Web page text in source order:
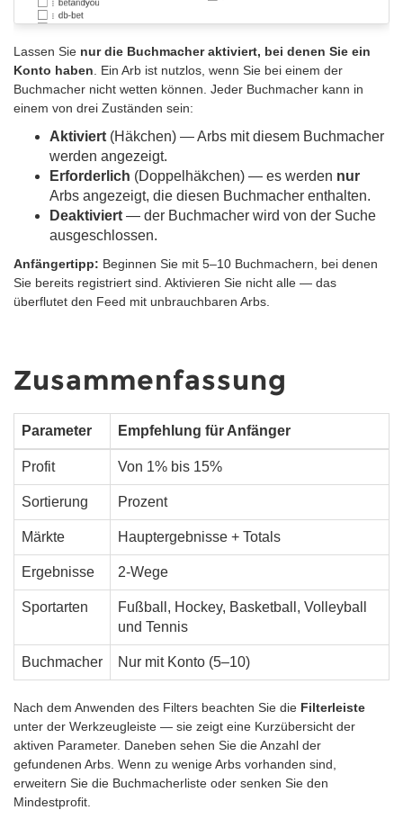
Lassen Sie nur die Buchmacher aktiviert, bei denen Sie ein
Konto haben . Ein Arb ist nutzlos, wenn Sie bei einem der
Buchmacher nicht wetten können. Jeder Buchmacher kann in
einem von drei Zuständen sein:
Aktiviert (Häkchen) — Arbs mit diesem Buchmacher
werden angezeigt.
Erforderlich (Doppelhäkchen) — es werden nur
Arbs angezeigt, die diesen Buchmacher enthalten.
Deaktiviert — der Buchmacher wird von der Suche
ausgeschlossen.
Anfängertipp: Beginnen Sie mit 5–10 Buchmachern, bei denen
Sie bereits registriert sind. Aktivieren Sie nicht alle — das
überflutet den Feed mit unbrauchbaren Arbs.
Zusammenfassung
Parameter Empfehlung für Anfänger
Profit Von 1% bis 15%
Sortierung Prozent
Märkte Hauptergebnisse + Totals
Ergebnisse 2-Wege
Sportarten
Fußball, Hockey, Basketball, Volleyball
und Tennis
Buchmacher Nur mit Konto (5–10)
Nach dem Anwenden des Filters beachten Sie die Filterleiste
unter der Werkzeugleiste — sie zeigt eine Kurzübersicht der
aktiven Parameter. Daneben sehen Sie die Anzahl der
gefundenen Arbs. Wenn zu wenige Arbs vorhanden sind,
erweitern Sie die Buchmacherliste oder senken Sie den
Mindestprofit.